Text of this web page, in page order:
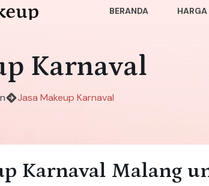
BERANDA HARGA
Karnaval
Jasa Makeup Karnaval
Karnaval Malang